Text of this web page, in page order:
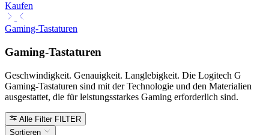
Kaufen
Gaming-Tastaturen
Gaming-Tastaturen
Geschwindigkeit. Genauigkeit. Langlebigkeit. Die Logitech G
Gaming-Tastaturen sind mit der Technologie und den Materialien
ausgestattet, die für leistungsstarkes Gaming erforderlich sind.
Alle Filter FILTER
Sortieren